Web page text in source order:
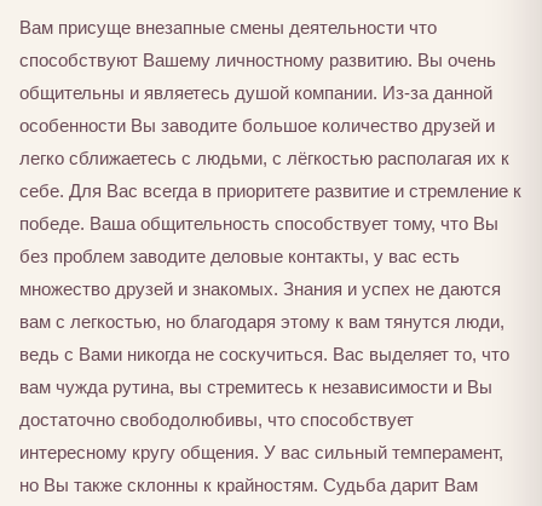
Вам присуще внезапные смены деятельности что
способствуют Вашему личностному развитию. Вы очень
общительны и являетесь душой компании. Из-за данной
особенности Вы заводите большое количество друзей и
легко сближаетесь с людьми, с лёгкостью располагая их к
себе. Для Вас всегда в приоритете развитие и стремление к
победе. Ваша общительность способствует тому, что Вы
без проблем заводите деловые контакты, у вас есть
множество друзей и знакомых. Знания и успех не даются
вам с легкостью, но благодаря этому к вам тянутся люди,
ведь с Вами никогда не соскучиться. Вас выделяет то, что
вам чужда рутина, вы стремитесь к независимости и Вы
достаточно свободолюбивы, что способствует
интересному кругу общения. У вас сильный темперамент,
но Вы также склонны к крайностям. Судьба дарит Вам